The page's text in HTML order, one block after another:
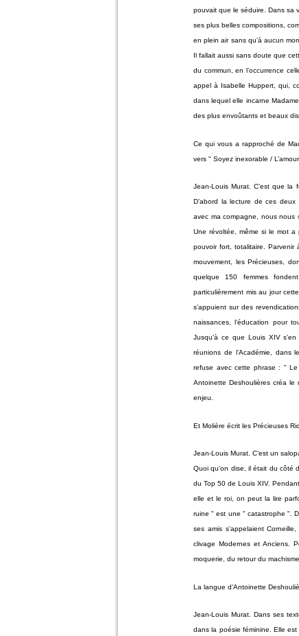
pouvait que le séduire. Dans sa
ses plus belles compositions,
en plein air sans qu’à aucun
Il fallait aussi sans doute que
du commun, en l’occurrence
appel à Isabelle Huppert, qui,
dans lequel elle incarne
des plus envoûtants et beaux
Ce qui vous a rapproché de
vers " Soyez inexorable /
Jean-Louis Murat. C’est que la
D’abord la lecture de ces deux
avec ma compagne, nous nous
Une révoltée, même si le mot a
pouvoir fort, totalitaire. Parvenir
mouvement, les Précieuses,
quelque 150 femmes
particulièrement mis au jour
s’appuient sur des
naissances, l’éducation pour
Jusqu’à ce que Louis XIV
réunions de l’Académie, dans
refuse avec cette phrase : " Le
Antoinette Deshoulières créa
enjeu.
Et Molière écrit les Précieuses
Jean-Louis Murat. C’est un
Quoi qu’on dise, il était du côté
du Top 50 de Louis XIV.
elle et le roi, on peut la lire
ruine " est une " catastrophe ".
ses amis s’appelaient
clivage Modernes et Anciens.
moquerie, du retour du
La langue d’Antoinette
Jean-Louis Murat. Dans ses
dans la poésie féminine. Elle